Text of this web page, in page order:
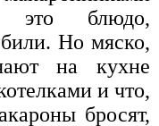
это блюдо,
Но мяско,
на кухне
и что,
бросят,